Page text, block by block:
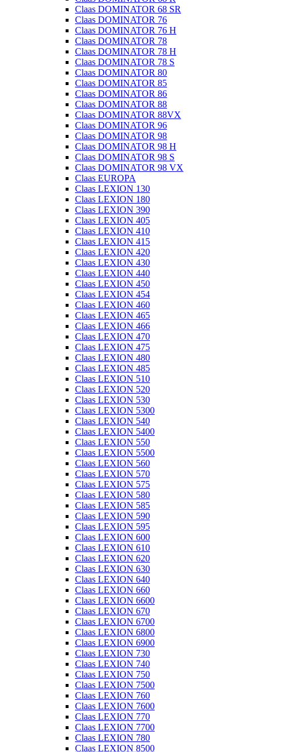
Claas DOMINATOR 68 SR
Claas DOMINATOR 76
Claas DOMINATOR 76 H
Claas DOMINATOR 78
Claas DOMINATOR 78 H
Claas DOMINATOR 78 S
Claas DOMINATOR 80
Claas DOMINATOR 85
Claas DOMINATOR 86
Claas DOMINATOR 88
Claas DOMINATOR 88VX
Claas DOMINATOR 96
Claas DOMINATOR 98
Claas DOMINATOR 98 H
Claas DOMINATOR 98 S
Claas DOMINATOR 98 VX
Claas EUROPA
Claas LEXION 130
Claas LEXION 180
Claas LEXION 390
Claas LEXION 405
Claas LEXION 410
Claas LEXION 415
Claas LEXION 420
Claas LEXION 430
Claas LEXION 440
Claas LEXION 450
Claas LEXION 454
Claas LEXION 460
Claas LEXION 465
Claas LEXION 466
Claas LEXION 470
Claas LEXION 475
Claas LEXION 480
Claas LEXION 485
Claas LEXION 510
Claas LEXION 520
Claas LEXION 530
Claas LEXION 5300
Claas LEXION 540
Claas LEXION 5400
Claas LEXION 550
Claas LEXION 5500
Claas LEXION 560
Claas LEXION 570
Claas LEXION 575
Claas LEXION 580
Claas LEXION 585
Claas LEXION 590
Claas LEXION 595
Claas LEXION 600
Claas LEXION 610
Claas LEXION 620
Claas LEXION 630
Claas LEXION 640
Claas LEXION 660
Claas LEXION 6600
Claas LEXION 670
Claas LEXION 6700
Claas LEXION 6800
Claas LEXION 6900
Claas LEXION 730
Claas LEXION 740
Claas LEXION 750
Claas LEXION 7500
Claas LEXION 760
Claas LEXION 7600
Claas LEXION 770
Claas LEXION 7700
Claas LEXION 780
Claas LEXION 8500